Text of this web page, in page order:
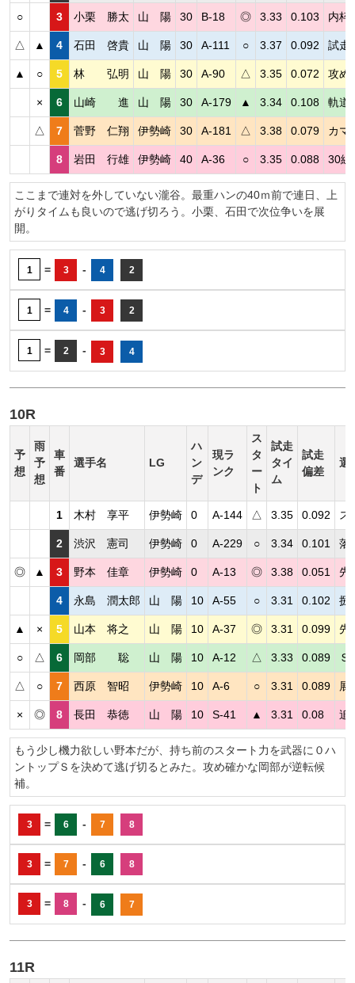
○ 3 小栗 勝太 山 陽 30 B-18 ◎ 3.33 0.103 内枠
△ ▲ 4 石田 啓貴 山 陽 30 A-111 ○ 3.37 0.092 試走
▲ ○ 5 林 弘明 山 陽 30 A-90 △ 3.35 0.072 攻め
× 6 山崎 進 山 陽 30 A-179 ▲ 3.34 0.108 軌道
△ 7 菅野 仁翔 伊勢崎 30 A-181 △ 3.38 0.079 カマ
8 岩田 行雄 伊勢崎 40 A-36 ○ 3.35 0.088 30線
ここまで連対を外していない瀧谷。最重ハンの40ｍ前で連日、上
がりタイムも良いので逃げ切ろう。小栗、石田で次位争いを展
開。
1 = 3 - 4 2
1 = 4 - 3 2
1 = 2 - 3 4
10R
予
想
雨
予
想
車
番
選手名 LG
ハ
ン
デ
現ラ
ンク
ス
タ
ー
ト
試走
タイ
ム
試走
偏差
選
1 木村 享平 伊勢崎 0 A-144 △ 3.35 0.092 ス
2 渋沢 憲司 伊勢崎 0 A-229 ○ 3.34 0.101 落
◎ ▲ 3 野本 佳章 伊勢崎 0 A-13 ◎ 3.38 0.051 先
4 永島 潤太郎 山 陽 10 A-55 ○ 3.31 0.102 捌
▲ × 5 山本 将之 山 陽 10 A-37 ◎ 3.31 0.099 先
○ △ 6 岡部 聡 山 陽 10 A-12 △ 3.33 0.089 Ｓ
△ ○ 7 西原 智昭 伊勢崎 10 A-6 ○ 3.31 0.089 展
× ◎ 8 長田 恭徳 山 陽 10 S-41 ▲ 3.31 0.08 追
もう少し機力欲しい野本だが、持ち前のスタート力を武器に０ハ
ントップＳを決めて逃げ切るとみた。攻め確かな岡部が逆転候
補。
3 = 6 - 7 8
3 = 7 - 6 8
3 = 8 - 6 7
11R